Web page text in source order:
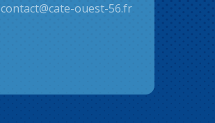
contact@cate-ouest-56.fr